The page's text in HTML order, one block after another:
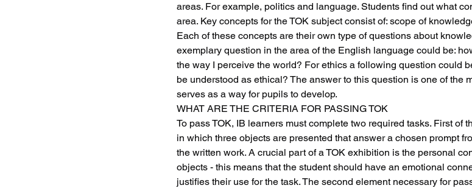
areas. For example, politics and language. Students find out what
area. Key concepts for the TOK subject consist of: scope of
Each of these concepts are their own type of questions about
exemplary question in the area of the English language could be:
the way I perceive the world? For ethics a following question could
be understood as ethical? The answer to this question is one of the
serves as a way for pupils to develop.
WHAT ARE THE CRITERIA FOR PASSING TOK
To pass TOK, IB learners must complete two required tasks. First of
in which three objects are presented that answer a chosen prompt
the written work. A crucial part of a TOK exhibition is the personal
objects - this means that the student should have an emotional
justifies their use for the task. The second element necessary for